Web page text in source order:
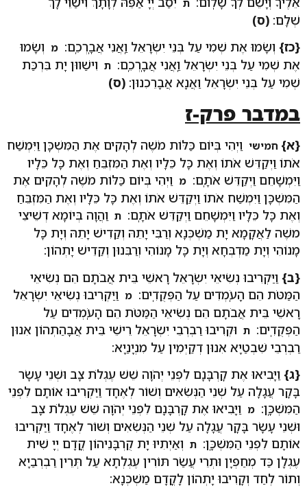
ת
שְׁלָם: (ס)
{כז} וְשָׂמוּ אֶת שְׁמִי עַל בְּנֵי יִשְׂרָאֵל וַֽאֲנִי אֲבָֽרְכֵֽם: מ וְשָׂמוּ
אֶת שְׁמִי עַל בְּנֵי יִשְׂרָאֵל וַֽאֲנִי אֲבָֽרְכֵֽם: ת וִישַׁווּן יָת בִּרְכַּת
שְׁמִי עַל בְּנֵי יִשְׂרָאֵל וַאֲנָא אֲבָרֵכִנוּן: (ס)
במדבר פרק-ז
{א} חמישי וַיְהִי בְּיוֹם כַּלּוֹת מֹשֶׁה לְהָקִים אֶת הַמִּשְׁכָּן וַיִּמְשַׁח
אֹתוֹ וַיְקַדֵּשׁ אֹתוֹ וְאֶת כָּל כֵּלָיו וְאֶת הַמִּזְבֵּחַ וְאֶת כָּל כֵּלָיו
וַיִּמְשָׁחֵם וַיְקַדֵּשׁ אֹתָֽם: מ וַיְהִי בְּיוֹם כַּלּוֹת מֹשֶׁה לְהָקִים אֶת
הַמִּשְׁכָּן וַיִּמְשַׁח אֹתוֹ וַיְקַדֵּשׁ אֹתוֹ וְאֶת כָּל כֵּלָיו וְאֶת הַמִּזְבֵּחַ
וְאֶת כָּל כֵּלָיו וַיִּמְשָׁחֵם וַיְקַדֵּשׁ אֹתָֽם: ת וַהֲוָה בְּיוֹמָא דְשֵׁיצֵי
משֶׁה לַאֲקָמָא יָת מַשְׁכְּנָא וְרַבִּי יָתֵהּ וְקַדִישׁ יָתֵהּ וְיָת כָּל
מָנוֹהִי וְיָת מַדְבְּחָא וְיָת כָּל מָנוֹהִי וְרַבִּנוּן וְקַדֵישׁ יָתְהוֹן:
{ב} וַיַּקְרִיבוּ נְשִׂיאֵי יִשְׂרָאֵל רָאשֵׁי בֵּית אֲבֹתָם הֵם נְשִׂיאֵי
הַמַּטֹּת הֵם הָעֹֽמְדִים עַל הַפְּקֻדִֽים: מ וַיַּקְרִיבוּ נְשִׂיאֵי יִשְׂרָאֵל
רָאשֵׁי בֵּית אֲבֹתָם הֵם נְשִׂיאֵי הַמַּטֹּת הֵם הָעֹֽמְדִים עַל
הַפְּקֻדִֽים: ת וּקְרִיבוּ רַבְרְבֵי יִשְׂרָאֵל רֵישֵׁי בֵּית אֲבָהַתְהוֹן אִנוּן
רַבְרְבֵי שִׁבְטַיָא אִנוּן דְקַיְמִין עַל מִנְיָנַיָא:
{ג} וַיָּבִיאוּ אֶת קָרְבָּנָם לִפְנֵי יְהֹוָה שֵׁשׁ עֶגְלֹת צָב וּשְׁנֵי עָשָׂר
בָּקָר עֲגָלָה עַל שְׁנֵי הַנְּשִׂאִים וְשׁוֹר לְאֶחָד וַיַּקְרִיבוּ אוֹתָם לִפְנֵי
הַמִּשְׁכָּֽן: מ וַיָּבִיאוּ אֶת קָרְבָּנָם לִפְנֵי יְהֹוָה שֵׁשׁ עֶגְלֹת צָב
וּשְׁנֵי עָשָׂר בָּקָר עֲגָלָה עַל שְׁנֵי הַנְּשִׂאִים וְשׁוֹר לְאֶחָד וַיַּקְרִיבוּ
אוֹתָם לִפְנֵי הַמִּשְׁכָּֽן: ת וְאַיְתִיוּ יָת קֻרְבָּנֵיהוֹן קֳדָם יְיָ שִׁית
עֶגְלָן כַּד מְחַפְיָן וּתְרֵי עֲשַׂר תּוֹרִין עֶגְלְתָא עַל תְּרֵין רַבְרְבַיָא
וְתוֹר לְחַד וְקָרִיבוּ יָתְהוֹן לָקֳדָם מַשְׁכְּנָא: